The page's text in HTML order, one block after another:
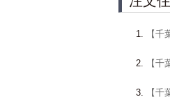
【
【
【